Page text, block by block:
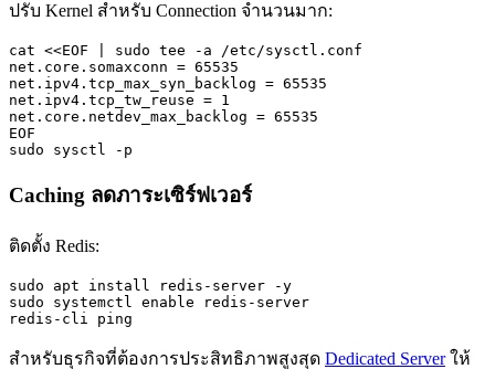
ปรับ Kernel สำหรับ Connection จำนวนมาก:
cat <<EOF | sudo tee -a /etc/sysctl.conf
net.core.somaxconn = 65535
net.ipv4.tcp_max_syn_backlog = 65535
net.ipv4.tcp_tw_reuse = 1
net.core.netdev_max_backlog = 65535
EOF
sudo sysctl -p
Caching ลดภาระเซิร์ฟเวอร์
ติดตั้ง Redis:
sudo apt install redis-server -y
sudo systemctl enable redis-server
redis-cli ping
สำหรับธุรกิจที่ต้องการประสิทธิภาพสูงสุด Dedicated Serverให้